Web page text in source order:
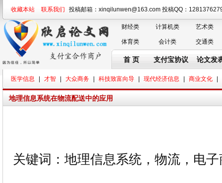
收藏本站 联系我们 投稿邮箱：xinqilunwen@163.com 投稿QQ：
财经类 计算机类 艺术类
体育类 会计类 交通类
首 页 支付宝协议 论文发
医学信息 才智 大众商务 科技致富向导 现代经济信息 商业文化
地理信息系统在物流配送中的应用
关键词：地理信息系统，物流，电